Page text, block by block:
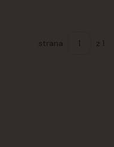
strana z 1